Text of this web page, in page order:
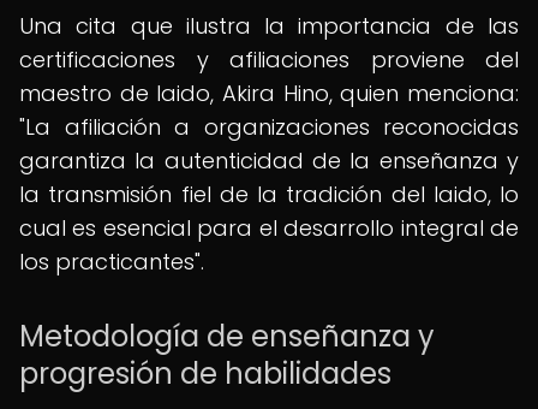
Una cita que ilustra la importancia de las
certificaciones y afiliaciones proviene del
maestro de Iaido, Akira Hino, quien menciona:
"La afiliación a organizaciones reconocidas
garantiza la autenticidad de la enseñanza y
la transmisión fiel de la tradición del Iaido, lo
cual es esencial para el desarrollo integral de
los practicantes".
Metodología de enseñanza y
progresión de habilidades